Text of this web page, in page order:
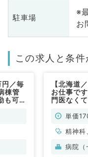
駐車場
※
お
この求人と条件
／毎
棟管
も可能
【北海道
お仕事で
門医なく
単価
精神科
病院（